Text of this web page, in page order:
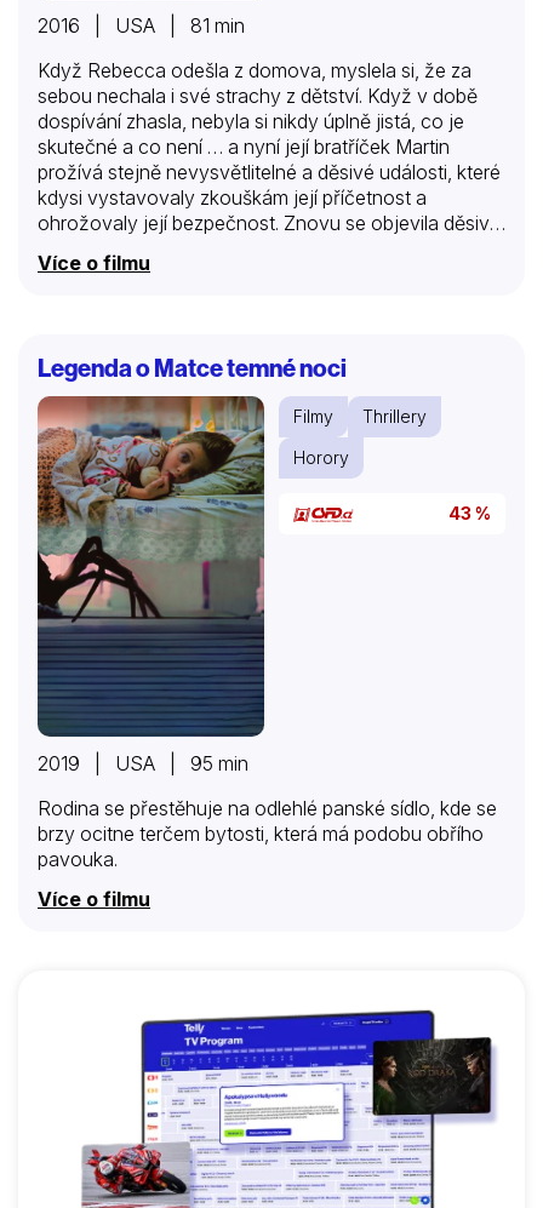
2016 | USA | 81 min
Když Rebecca odešla z domova, myslela si, že za
sebou nechala i své strachy z dětství. Když v době
dospívání zhasla, nebyla si nikdy úplně jistá, co je
skutečné a co není … a nyní její bratříček Martin
prožívá stejně nevysvětlitelné a děsivé události, které
kdysi vystavovaly zkouškám její příčetnost a
ohrožovaly její bezpečnost. Znovu se objevila děsivá
bytost tajemně propojená s její matkou Sophií. Ale
tentokrát, s tím, jak se Rebecca přibližuje k odhalení
Více o filmu
Legenda o Matce temné noci
Filmy
Thrillery
Horory
43 %
2019 | USA | 95 min
Rodina se přestěhuje na odlehlé panské sídlo, kde se
brzy ocitne terčem bytosti, která má podobu obřího
pavouka.
Více o filmu